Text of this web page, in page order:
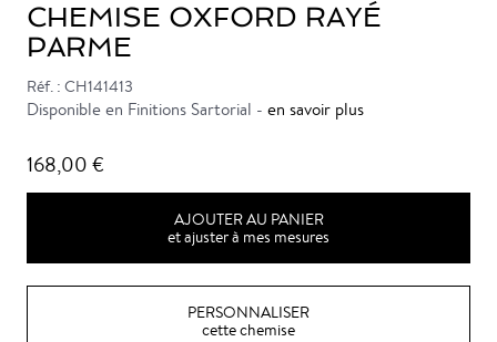
CHEMISE OXFORD RAYÉ
PARME
Réf. : CH141413
Disponible en Finitions Sartorial - en savoir plus
168,00 €
AJOUTER AU PANIER
et ajuster à mes mesures
PERSONNALISER
cette chemise